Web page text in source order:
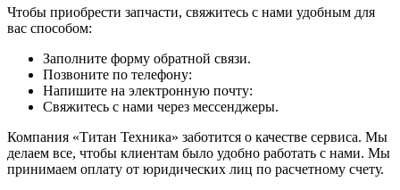
Чтобы приобрести запчасти, свяжитесь с нами удобным для
вас способом:
Заполните форму обратной связи.
Позвоните по телефону:
Напишите на электронную почту:
Свяжитесь с нами через мессенджеры.
Компания «Титан Техника» заботится о качестве сервиса. Мы
делаем все, чтобы клиентам было удобно работать с нами. Мы
принимаем оплату от юридических лиц по расчетному счету.